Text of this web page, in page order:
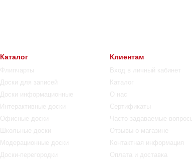
Каталог
Флипчарты
Доски для записей
Доски информационные
Интерактивные доски
Офисные доски
Школьные доски
Модерационные доски
Доски-перегородки
Клиентам
Вход в личный кабинет
Каталог
О нас
Сертификаты
Часто задаваемые
Отзывы о магазине
Контактная информация
Оплата и доставка